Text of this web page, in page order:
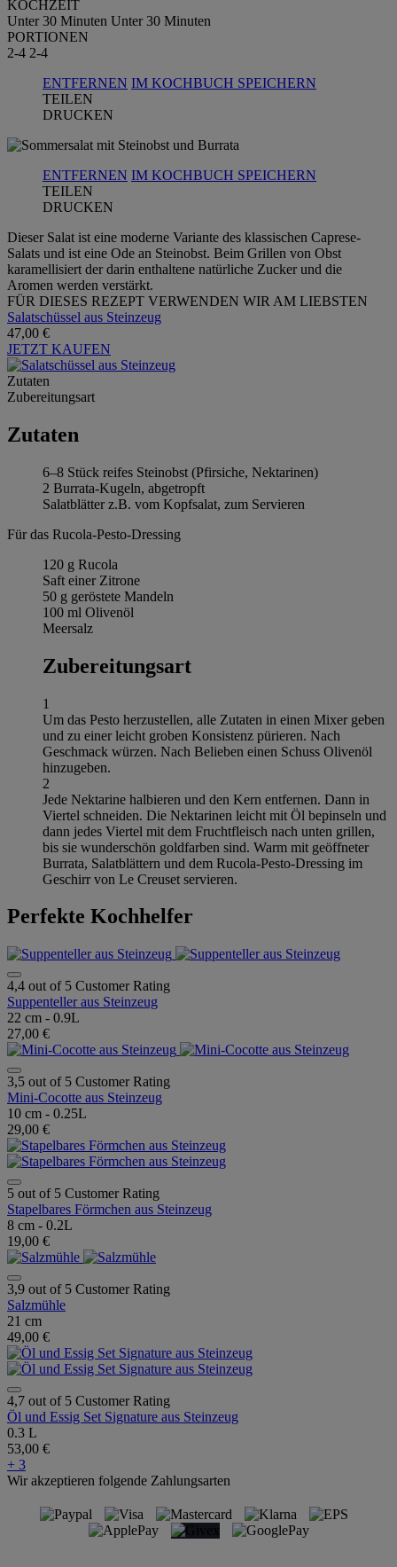
KOCHZEIT
Unter 30 Minuten Unter 30 Minuten
PORTIONEN
2-4 2-4
ENTFERNEN IM KOCHBUCH SPEICHERN
TEILEN
DRUCKEN
ENTFERNEN IM KOCHBUCH SPEICHERN
TEILEN
DRUCKEN
Dieser Salat ist eine moderne Variante des klassischen Caprese-
Salats und ist eine Ode an Steinobst. Beim Grillen von Obst
karamellisiert der darin enthaltene natürliche Zucker und die
Aromen werden verstärkt.
FÜR DIESES REZEPT VERWENDEN WIR AM LIEBSTEN
Salatschüssel aus Steinzeug
47,00 €
JETZT KAUFEN
Zutaten
Zubereitungsart
Zutaten
6–8 Stück reifes Steinobst (Pfirsiche, Nektarinen)
2 Burrata-Kugeln, abgetropft
Salatblätter z.B. vom Kopfsalat, zum Servieren
Für das Rucola-Pesto-Dressing
120 g Rucola
Saft einer Zitrone
50 g geröstete Mandeln
100 ml Olivenöl
Meersalz
Zubereitungsart
1
Um das Pesto herzustellen, alle Zutaten in einen Mixer geben
und zu einer leicht groben Konsistenz pürieren. Nach
Geschmack würzen. Nach Belieben einen Schuss Olivenöl
hinzugeben.
2
Jede Nektarine halbieren und den Kern entfernen. Dann in
Viertel schneiden. Die Nektarinen leicht mit Öl bepinseln und
dann jedes Viertel mit dem Fruchtfleisch nach unten grillen,
bis sie wunderschön goldfarben sind. Warm mit geöffneter
Burrata, Salatblättern und dem Rucola-Pesto-Dressing im
Geschirr von Le Creuset servieren.
Perfekte Kochhelfer
4,4 out of 5 Customer Rating
Suppenteller aus Steinzeug
22 cm - 0.9L
27,00 €
3,5 out of 5 Customer Rating
Mini-Cocotte aus Steinzeug
10 cm - 0.25L
29,00 €
5 out of 5 Customer Rating
Stapelbares Förmchen aus Steinzeug
8 cm - 0.2L
19,00 €
3,9 out of 5 Customer Rating
Salzmühle
21 cm
49,00 €
4,7 out of 5 Customer Rating
Öl und Essig Set Signature aus Steinzeug
0.3 L
53,00 €
+ 3
Wir akzeptieren folgende Zahlungsarten